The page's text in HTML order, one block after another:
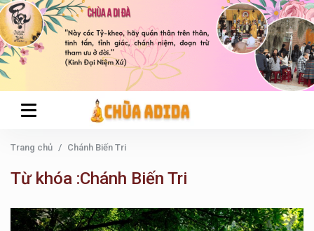
Trang chủ Chánh Biến Tri
Từ khóa :Chánh Biến Tri